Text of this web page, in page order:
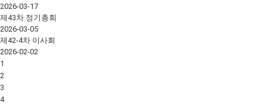
2026-03-17
제43차 정기총회
2026-03-05
제42-4차 이사회
2026-02-02
1
2
3
4